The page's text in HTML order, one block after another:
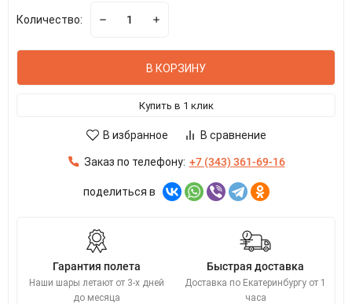
Количество:
В КОРЗИНУ
Купить в 1 клик
В избранное В сравнение
Заказ по телефону: +7 (343) 361-69-16
поделиться в
Гарантия полета
Наши шары летают от 3-х дней
до месяца
Быстрая доставка
Доставка по Екатеринбургу от 1
часа